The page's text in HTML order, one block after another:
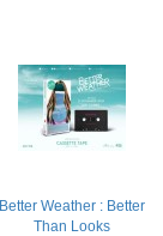
Better Weather : Better
Than Looks